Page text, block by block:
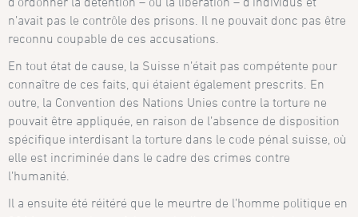
n’avait pas le contrôle des prisons. Il ne pouvait donc pas être
reconnu coupable de ces accusations.
En tout état de cause, la Suisse n’était pas compétente pour
connaître de ces faits, qui étaient également prescrits. En
outre, la Convention des Nations Unies contre la torture ne
pouvait être appliquée, en raison de l’absence de disposition
spécifique interdisant la torture dans le code pénal suisse, où
elle est incriminée dans le cadre des crimes contre
l’humanité.
Il a ensuite été réitéré que le meurtre de l’homme politique en